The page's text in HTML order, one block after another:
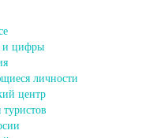
и цифры
личности
центр